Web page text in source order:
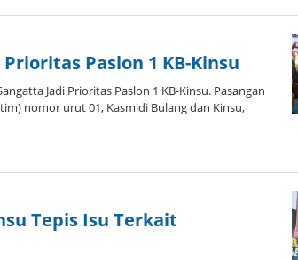
Paslon 1 KB-Kinsu
Jadi Prioritas Paslon 1 KB-Kinsu. Pasangan
nomor urut 01, Kasmidi Bulang dan Kinsu,
Tepis Isu Terkait